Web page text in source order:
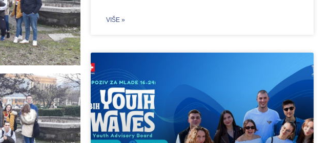
VIŠE »